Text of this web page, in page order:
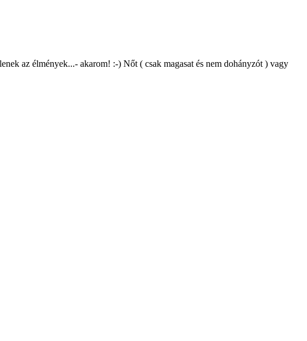
az élmények...- akarom! :-) Nőt ( csak magasat és nem dohányzót ) vagy